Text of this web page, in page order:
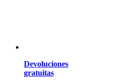
Devoluciones
gratuitas